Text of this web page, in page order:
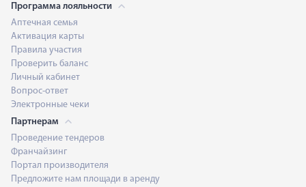
Программа лояльности
Аптечная семья
Активация карты
Правила участия
Проверить баланс
Личный кабинет
Вопрос-ответ
Электронные чеки
Партнерам
Проведение тендеров
Франчайзинг
Портал производителя
Предложите нам площади в аренду